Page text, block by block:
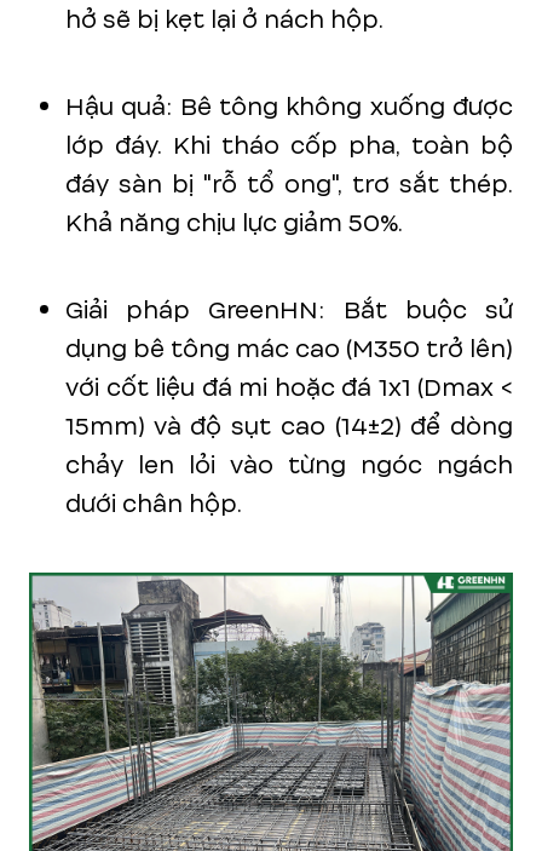
hở sẽ bị kẹt lại ở nách hộp.
Hậu quả: Bê tông không xuống được
lớp đáy. Khi tháo cốp pha, toàn bộ
đáy sàn bị "rỗ tổ ong", trơ sắt thép.
Khả năng chịu lực giảm 50%.
Giải pháp GreenHN: Bắt buộc sử
dụng bê tông mác cao (M350 trở lên)
với cốt liệu đá mi hoặc đá 1x1 (Dmax <
15mm) và độ sụt cao (14±2) để dòng
chảy len lỏi vào từng ngóc ngách
dưới chân hộp.